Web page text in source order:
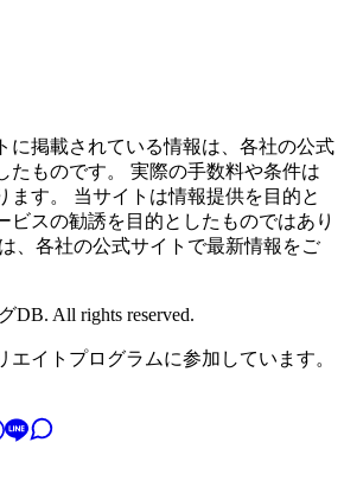
に掲載されている情報は、各社の公式
たものです。 実際の手数料や条件は
ます。 当サイトは情報提供を目的と
ビスの勧誘を目的としたものではあり
、各社の公式サイトで最新情報をご
DB. All rights reserved.
イトプログラムに参加しています。